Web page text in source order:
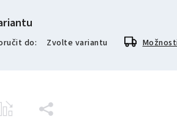
do: Zvolte variantu